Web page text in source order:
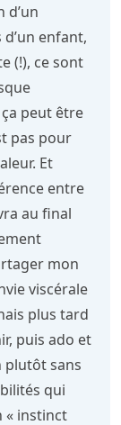
d’un
enfant,
(!), ce sont
peut être
pas pour
Et
entre
au final
mon
viscérale
plus tard
puis ado et
plutôt sans
qui
« instinct